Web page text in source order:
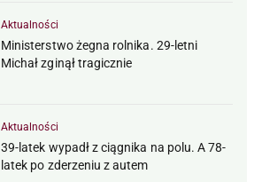
Aktualności
Ministerstwo żegna rolnika. 29-letni
Michał zginął tragicznie
Aktualności
39-latek wypadł z ciągnika na polu. A 78-
latek po zderzeniu z autem